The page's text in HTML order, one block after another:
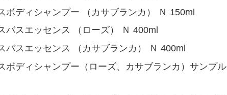
ボディシャンプー （カサブランカ） Ｎ 150ml
スエッセンス （ローズ） Ｎ 400ml
バスエッセンス （カサブランカ） Ｎ 400ml
ボディシャンプー（ローズ、カサブランカ）サンプル